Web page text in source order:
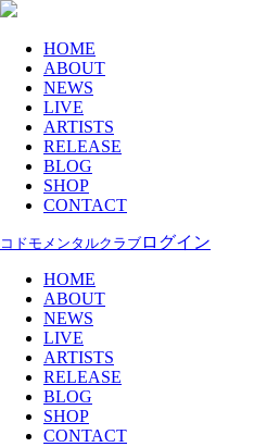
HOME
ABOUT
NEWS
LIVE
ARTISTS
RELEASE
BLOG
SHOP
CONTACT
コドモメンタルクラブ ログイン
HOME
ABOUT
NEWS
LIVE
ARTISTS
RELEASE
BLOG
SHOP
CONTACT